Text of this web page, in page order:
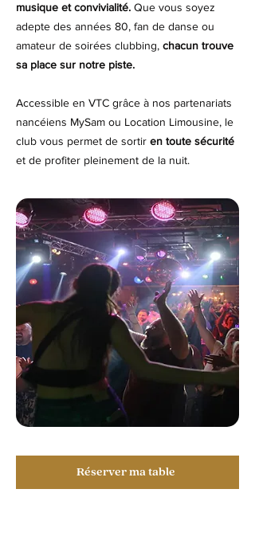
musique et convivialité. Que vous soyez
adepte des années 80, fan de danse ou
amateur de soirées clubbing, chacun trouve
sa place sur notre piste.
Accessible en VTC grâce à nos partenariats
nancéiens MySam ou Location Limousine, le
club vous permet de sortir en toute sécurité
et de profiter pleinement de la nuit.
Réserver ma table